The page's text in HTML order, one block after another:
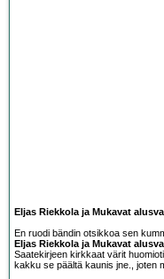
Eljas Riekkola ja Mukavat
En ruodi bändin otsikkoa sen
Eljas Riekkola ja Mukavat
Saatekirjeen kirkkaat värit
kakku se päältä kaunis jne., joten